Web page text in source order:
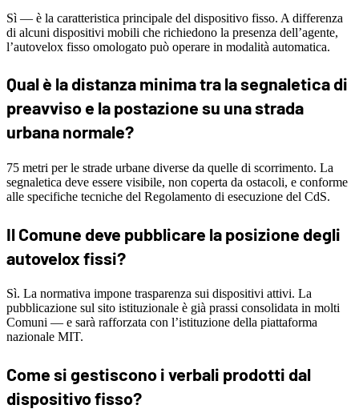
Sì — è la caratteristica principale del dispositivo fisso. A differenza
di alcuni dispositivi mobili che richiedono la presenza dell’agente,
l’autovelox fisso omologato può operare in modalità automatica.
Qual è la distanza minima tra la segnaletica di
preavviso e la postazione su una strada
urbana normale?
75 metri per le strade urbane diverse da quelle di scorrimento. La
segnaletica deve essere visibile, non coperta da ostacoli, e conforme
alle specifiche tecniche del Regolamento di esecuzione del CdS.
Il Comune deve pubblicare la posizione degli
autovelox fissi?
Sì. La normativa impone trasparenza sui dispositivi attivi. La
pubblicazione sul sito istituzionale è già prassi consolidata in molti
Comuni — e sarà rafforzata con l’istituzione della piattaforma
nazionale MIT.
Come si gestiscono i verbali prodotti dal
dispositivo fisso?